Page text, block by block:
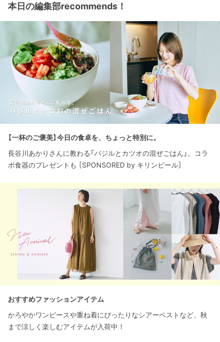
本日の編集部recommends！
【一杯のご褒美】今日の食卓を、ちょっと特別に。
長谷川あかりさんに教わる「バジルとカツオの混ぜごはん」。コラ
ボ食器のプレゼントも ［SPONSORED by キリンビール］
おすすめファッションアイテム
かろやかワンピースや重ね着にぴったりなシアーベストなど、秋
まで涼しく楽しむアイテムが入荷中！